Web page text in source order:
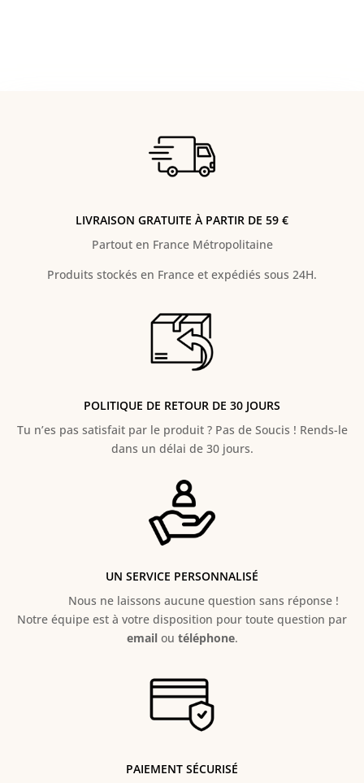
LIVRAISON GRATUITE À PARTIR DE 59 €
Partout en France Métropolitaine
Produits stockés en France et expédiés sous 24H.
POLITIQUE DE RETOUR DE 30 JOURS
Tu n’es pas satisfait par le produit ? Pas de Soucis ! Rends-le
dans un délai de 30 jours.
UN SERVICE PERSONNALISÉ
Nous ne laissons aucune question sans réponse !
Notre équipe est à votre disposition pour toute question par
emailou téléphone.
PAIEMENT SÉCURISÉ